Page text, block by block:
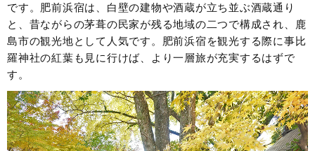
です。肥前浜宿は、白壁の建物や酒蔵が立ち並ぶ酒蔵通り
と、昔ながらの茅葺の民家が残る地域の二つで構成され、鹿
島市の観光地として人気です。肥前浜宿を観光する際に事比
羅神社の紅葉も見に行けば、より一層旅が充実するはずで
す。